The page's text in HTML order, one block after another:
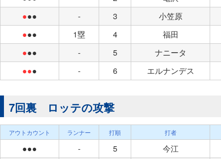
●●● - 3
小笠原
●●● 1塁 4
福田
●●● - 5
ナニータ
●●● - 6 エルナンデス
7回裏 ロッテの攻撃
アウトカウント ランナー 打順 打者
●●● - 5
今江